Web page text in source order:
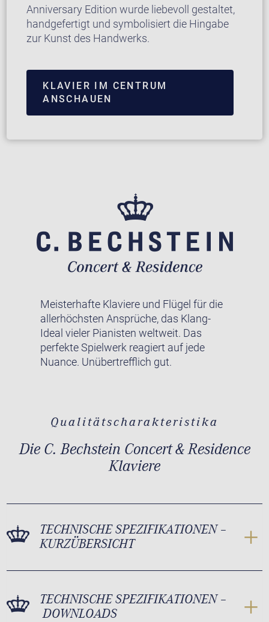
Anniversary Edition wurde liebevoll gestaltet,
handgefertigt und symbolisiert die Hingabe
zur Kunst des Handwerks.
KLAVIER IM CENTRUM
ANSCHAUEN
Meisterhafte Klaviere und Flügel für die
allerhöchsten Ansprüche, das Klang-
Ideal vieler Pianisten weltweit. Das
perfekte Spielwerk reagiert auf jede
Nuance. Unübertrefflich gut.
Qualitätscharakteristika
Die C. Bechstein Concert & Residence
Klaviere
TECHNISCHE SPEZIFIKATIONEN –
KURZÜBERSICHT
TECHNISCHE SPEZIFIKATIONEN –
DOWNLOADS